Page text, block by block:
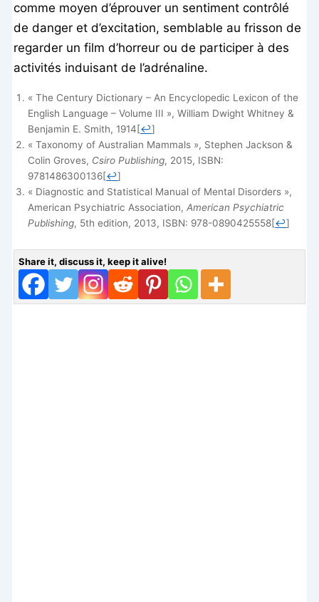
comme moyen d’éprouver un sentiment contrôlé
de danger et d’excitation, semblable au frisson de
regarder un film d’horreur ou de participer à des
activités induisant de l’adrénaline.
« The Century Dictionary – An Encyclopedic Lexicon of the
English Language – Volume III », William Dwight Whitney &
Benjamin E. Smith, 1914[↩]
« Taxonomy of Australian Mammals », Stephen Jackson &
Colin Groves, Csiro Publishing, 2015, ISBN:
9781486300136[↩]
« Diagnostic and Statistical Manual of Mental Disorders »,
American Psychiatric Association,American Psychiatric
Publishing, 5th edition, 2013, ISBN: 978-0890425558[↩]
Share it, discuss it, keep it alive!